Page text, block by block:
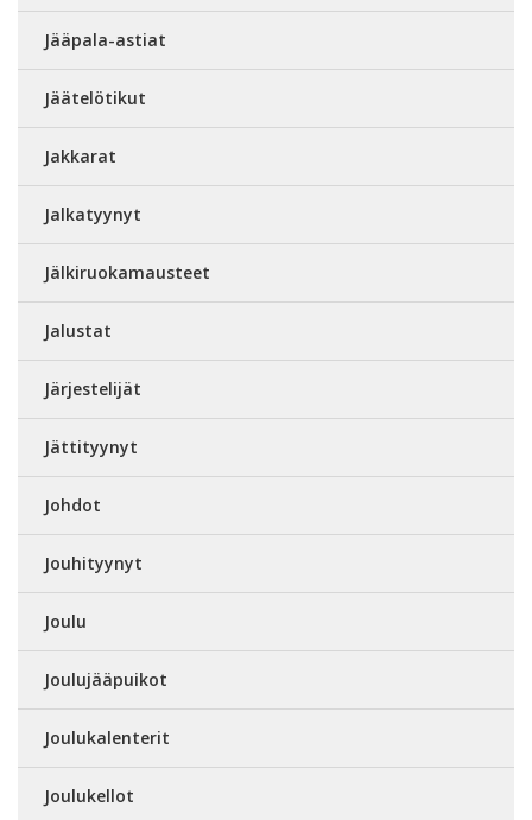
Jääpala-astiat
Jäätelötikut
Jakkarat
Jalkatyynyt
Jälkiruokamausteet
Jalustat
Järjestelijät
Jättityynyt
Johdot
Jouhityynyt
Joulu
Joulujääpuikot
Joulukalenterit
Joulukellot